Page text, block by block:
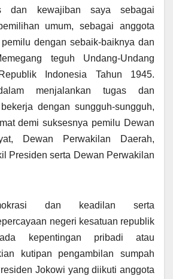
dan kewajiban saya sebagai
umum, sebagai anggota
dengan sebaik-baiknya dan
teguh Undang-Undang
Indonesia Tahun 1945.
menjalankan tugas dan
dengan sungguh-sungguh,
demi suksesnya pemilu Dewan
Dewan Perwakilan Daerah,
Presiden serta Dewan Perwakilan
dan keadilan serta
negeri kesatuan republik
kepentingan pribadi atau
kutipan pengambilan sumpah
Jokowi yang diikuti anggota